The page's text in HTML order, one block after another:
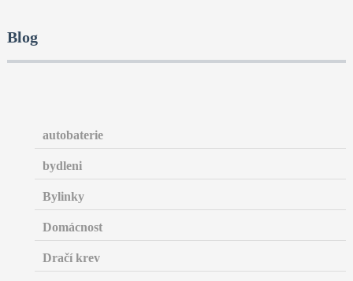
Blog
autobaterie
bydleni
Bylinky
Domácnost
Dračí krev